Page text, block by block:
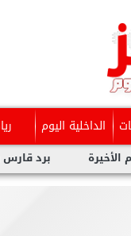
الداخلية اليوم
قارس وحب إنتهى..”